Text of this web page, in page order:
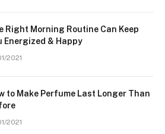
Right Morning Routine Can Keep
Energized & Happy
2021
to Make Perfume Last Longer Than
2021